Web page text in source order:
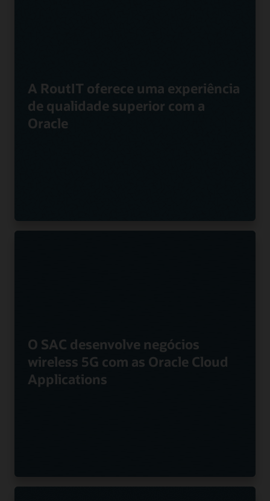
A RoutIT oferece uma experiência
de qualidade superior com a
Oracle
O SAC desenvolve negócios
wireless 5G com as Oracle Cloud
Applications